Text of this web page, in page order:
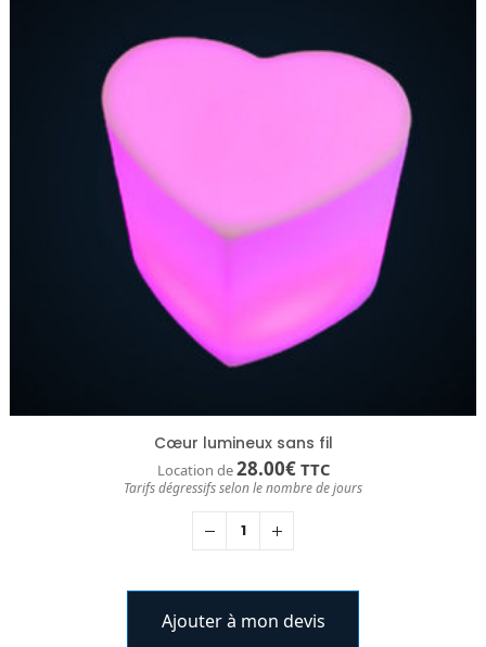
Cœur lumineux sans fil
Location de28.00€ TTC
Tarifs dégressifs selon le nombre de jours
Ajouter à mon devis